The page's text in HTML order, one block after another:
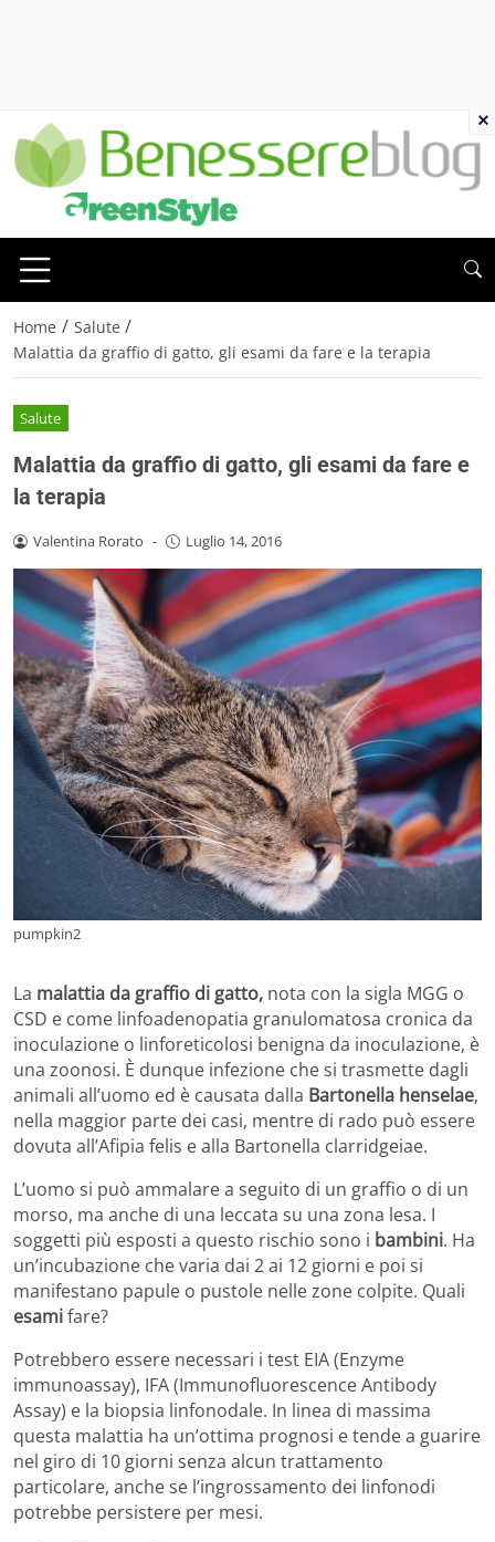
Home / Salute /
Malattia da graffio di gatto, gli esami da fare e la terapia
Salute
Malattia da graffio di gatto, gli esami da fare e
la terapia
Valentina Rorato - Luglio 14, 2016
pumpkin2
La malattia da graffio di gatto, nota con la sigla MGG o
CSD e come linfoadenopatia granulomatosa cronica da
inoculazione o linforeticolosi benigna da inoculazione, è
una zoonosi. È dunque infezione che si trasmette dagli
animali all’uomo ed è causata dalla Bartonella henselae,
nella maggior parte dei casi, mentre di rado può essere
dovuta all’Afipia felis e alla Bartonella clarridgeiae.
L’uomo si può ammalare a seguito di un graffio o di un
morso, ma anche di una leccata su una zona lesa. I
soggetti più esposti a questo rischio sono i bambini. Ha
un’incubazione che varia dai 2 ai 12 giorni e poi si
manifestano papule o pustole nelle zone colpite. Quali
esamifare?
Potrebbero essere necessari i test EIA (Enzyme
immunoassay), IFA (Immunofluorescence Antibody
Assay) e la biopsia linfonodale. In linea di massima
questa malattia ha un’ottima prognosi e tende a guarire
nel giro di 10 giorni senza alcun trattamento
particolare, anche se l’ingrossamento dei linfonodi
potrebbe persistere per mesi.
×